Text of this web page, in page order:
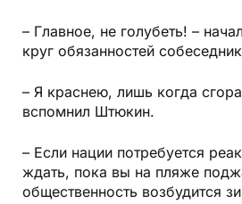
– Главное, не голубеть! –
круг обязанностей
– Я краснею, лишь когда
вспомнил Штюкин.
– Если нации потребуется
ждать, пока вы на пляже
общественность возбудится